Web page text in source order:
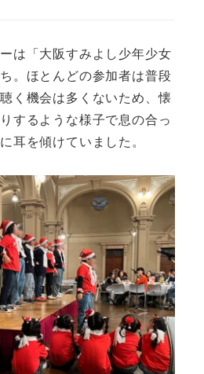
は「大阪すみよし少年少女
。ほとんどの参加者は普段
く機会は多くないため、懐
するような様子で息の合っ
耳を傾けていました。